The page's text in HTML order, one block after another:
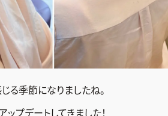
US
ッション、ライフスタイル、
美意識を、SNSで発信しています。
る季節になりましたね。
プデートしてきました！